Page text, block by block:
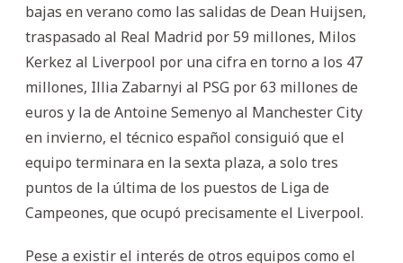
bajas en verano como las salidas de Dean Huijsen,
traspasado al Real Madrid por 59 millones, Milos
Kerkez al Liverpool por una cifra en torno a los 47
millones, Illia Zabarnyi al PSG por 63 millones de
euros y la de Antoine Semenyo al Manchester City
en invierno, el técnico español consiguió que el
equipo terminara en la sexta plaza, a solo tres
puntos de la última de los puestos de Liga de
Campeones, que ocupó precisamente el Liverpool.
Pese a existir el interés de otros equipos como el